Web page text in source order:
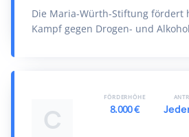
Die Maria-Würth-Stiftung fördert
Kampf gegen Drogen- und
C
FÖRDERHÖHE
8.000 €